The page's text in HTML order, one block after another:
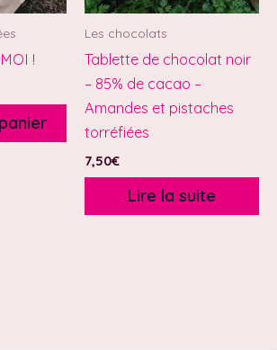
!
Les chocolats
Tablette de chocolat noir
– 85% de cacao –
Amandes et pistaches
torréfiées
7,50€
Lire la suite